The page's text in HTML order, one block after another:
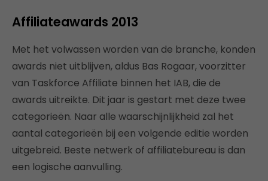
Affiliateawards 2013
Met het volwassen worden van de branche, konden
awards niet uitblijven, aldus Bas Rogaar, voorzitter
van Taskforce Affiliate binnen het IAB, die de
awards uitreikte. Dit jaar is gestart met deze twee
categorieën. Naar alle waarschijnlijkheid zal het
aantal categorieën bij een volgende editie worden
uitgebreid. Beste netwerk of affiliatebureau is dan
een logische aanvulling.